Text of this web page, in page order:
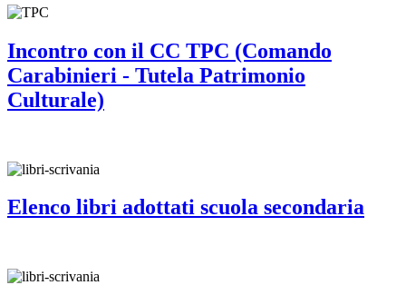
Incontro con il CC TPC (Comando
Carabinieri - Tutela Patrimonio
Culturale)
Elenco libri adottati scuola secondaria